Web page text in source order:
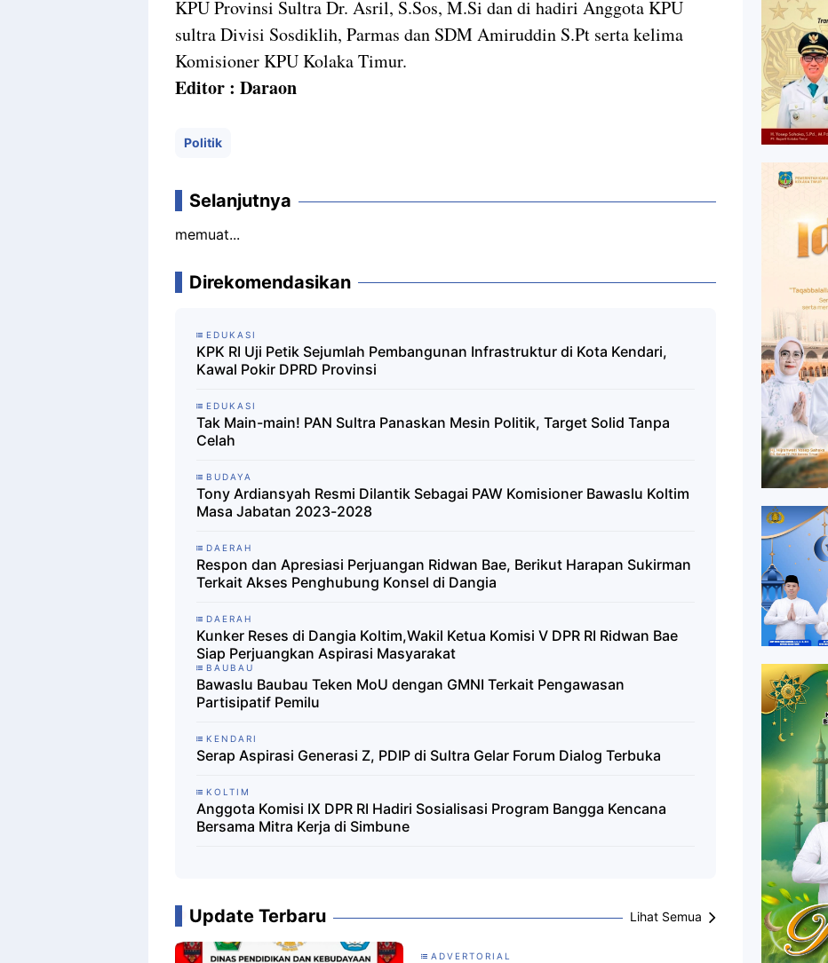
KPU Provinsi Sultra Dr. Asril, S.Sos, M.Si dan di hadiri Anggota KPU
sultra Divisi Sosdiklih, Parmas dan SDM Amiruddin S.Pt serta kelima
Komisioner KPU Kolaka Timur.
Editor : Daraon
Politik
Selanjutnya
memuat...
Direkomendasikan
EDUKASI
KPK RI Uji Petik Sejumlah Pembangunan Infrastruktur di Kota Kendari,
Kawal Pokir DPRD Provinsi
EDUKASI
Tak Main-main! PAN Sultra Panaskan Mesin Politik, Target Solid Tanpa
Celah
BUDAYA
Tony Ardiansyah Resmi Dilantik Sebagai PAW Komisioner Bawaslu Koltim
Masa Jabatan 2023-2028
DAERAH
Respon dan Apresiasi Perjuangan Ridwan Bae, Berikut Harapan Sukirman
Terkait Akses Penghubung Konsel di Dangia
DAERAH
Kunker Reses di Dangia Koltim,Wakil Ketua Komisi V DPR RI Ridwan Bae
Siap Perjuangkan Aspirasi Masyarakat
BAUBAU
Bawaslu Baubau Teken MoU dengan GMNI Terkait Pengawasan
Partisipatif Pemilu
KENDARI
Serap Aspirasi Generasi Z, PDIP di Sultra Gelar Forum Dialog Terbuka
KOLTIM
Anggota Komisi IX DPR RI Hadiri Sosialisasi Program Bangga Kencana
Bersama Mitra Kerja di Simbune
Update Terbaru Lihat Semua
ADVERTORIAL